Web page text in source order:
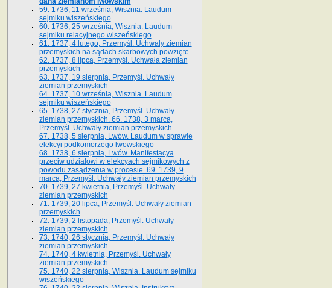
59. 1736, 11 września, Wisznia. Laudum
sejmiku wiszeńskiego
60. 1736, 25 września, Wisznia. Laudum
sejmiku relacyjnego wiszeńskiego
61. 1737, 4 lutego, Przemyśl. Uchwały ziemian
przemyskich na sądach skarbowych powzięte
62. 1737, 8 lipca, Przemyśl. Uchwała ziemian
przemyskich
63. 1737, 19 sierpnia, Przemyśl. Uchwały
ziemian przemyskich
64. 1737, 10 września, Wisznia. Laudum
sejmiku wiszeńskiego
65. 1738, 27 stycznia, Przemyśl. Uchwały
ziemian przemyskich­­. 66. 1738, 3 marca,
Przemyśl. Uchwały ziemian przemyskich­
67. 1738, 5 sierpnia, Lwów. Laudum w sprawie
elekcyi podkomorzego lwowskiego
68. 1738, 6 sierpnia, Lwów. Manifestacya
przeciw udziałowi w elekcyach sejmikowych z
powodu zasądzenia w procesie. 69. 1739, 9
marca, Przemyśl. Uchwały ziemian przemyskich
70. 1739, 27 kwietnia, Przemyśl. Uchwały
ziemian przemyskich
71. 1739, 20 lipca, Przemyśl. Uchwały ziemian
przemyskich
72. 1739, 2 listopada, Przemyśl. Uchwały
ziemian przemyskich
73. 1740, 26 stycznia, Przemyśl. Uchwały
ziemian przemyskich
74. 1740, 4 kwietnia, Przemyśl. Uchwały
ziemian przemyskich
75. 1740, 22 sierpnia, Wisznia. Laudum sejmiku
wiszeńskiego